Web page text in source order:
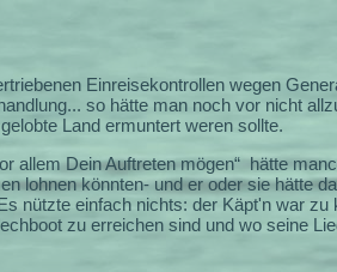
Einreisekontrollen wegen
so hätte man noch vor nicht
Land ermuntert weren sollte.
allem Dein Auftreten mögen“ hätte
lohnen könnten- und er oder sie hätte
nützte einfach nichts: der Käpt'n war
zu erreichen sind und wo seine